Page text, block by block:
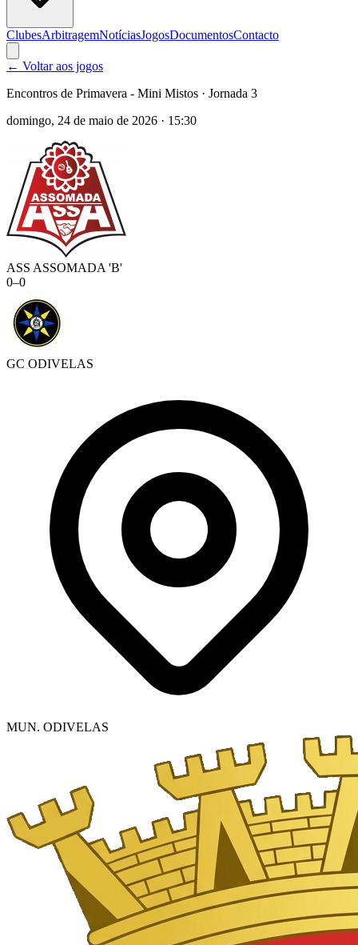
ClubesArbitragemNotíciasJogosDocumentosContacto
← Voltar aos jogos
Encontros de Primavera - Mini Mistos · Jornada 3
domingo, 24 de maio de 2026 · 15:30
ASS ASSOMADA 'B'
0–0
GC ODIVELAS
MUN. ODIVELAS